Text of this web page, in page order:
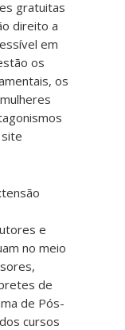
gratuitas
direito a
em
os
os
e
no meio
de
de Pós-
cursos